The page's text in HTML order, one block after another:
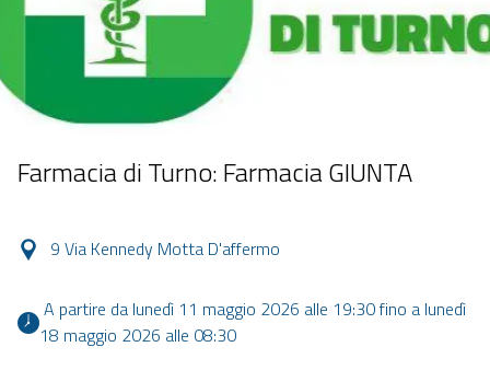
Farmacia di Turno: Farmacia GIUNTA
9 Via Kennedy Motta D'affermo
18 maggio 2026 alle 08:30